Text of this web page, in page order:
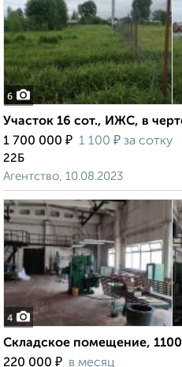
6
Участок 16 сот., ИЖС, в
1 700 000 ₽ 1 100 ₽ за сотку
22Б
Агентство, 10.08.2023
4
Складское помещение,
220 000 ₽ в месяц